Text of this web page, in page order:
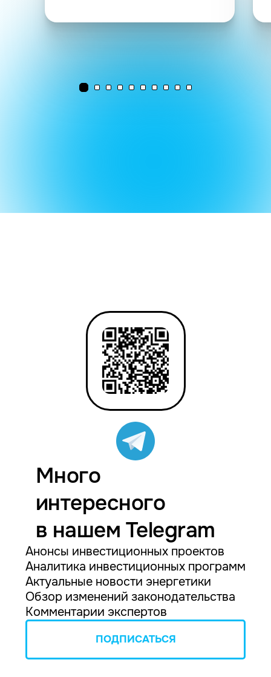
Много
интересного
в нашем Telegram
Анонсы инвестиционных проектов
Аналитика инвестиционных программ
Актуальные новости энергетики
Обзор изменений законодательства
Комментарии экспертов
ПОДПИСАТЬСЯ